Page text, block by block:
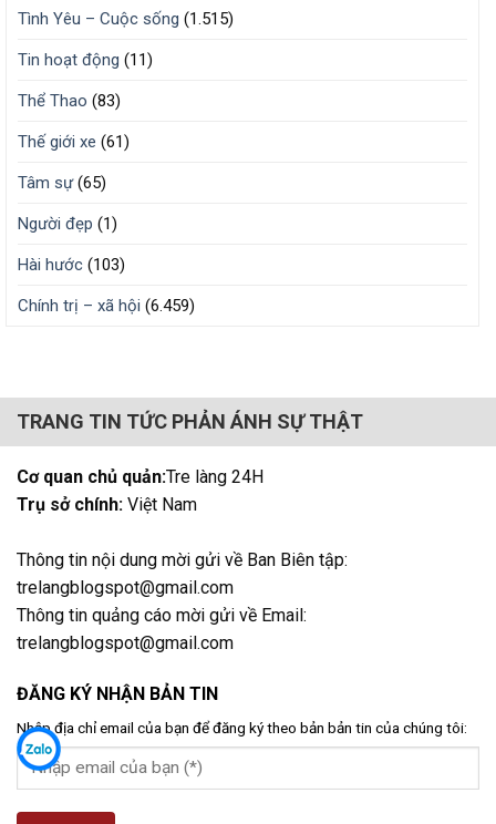
Tình Yêu – Cuộc sống (1.515)
Tin hoạt động (11)
Thể Thao (83)
Thế giới xe (61)
Tâm sự(65)
Người đẹp (1)
Hài hước (103)
Chính trị – xã hội (6.459)
TRANG TIN TỨC PHẢN ÁNH SỰ THẬT
Cơ quan chủ quản:Tre làng 24H
Trụ sở chính: Việt Nam
Thông tin nội dung mời gửi về Ban Biên tập:
trelangblogspot@gmail.com
Thông tin quảng cáo mời gửi về Email:
trelangblogspot@gmail.com
ĐĂNG KÝ NHẬN BẢN TIN
Nhập địa chỉ email của bạn để đăng ký theo bản bản tin của chúng tôi: